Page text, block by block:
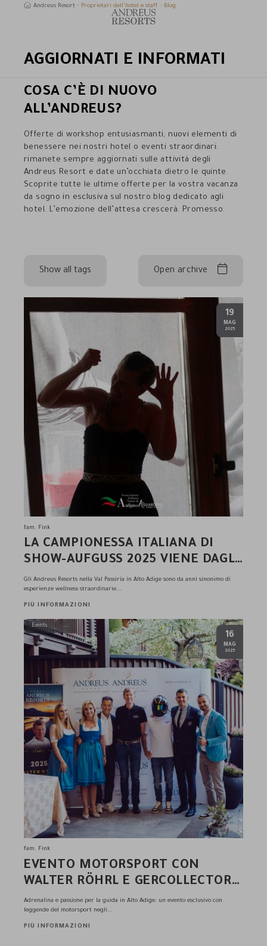
Andreus Resort Proprietari dell’hotel e staff Blog
AGGIORNATI E INFORMATI
COSA C’È DI NUOVO
ALL’ANDREUS?
Offerte di workshop entusiasmanti, nuovi elementi di
benessere nei nostri hotel o eventi straordinari:
rimanete sempre aggiornati sulle attività degli
Andreus Resort e date un’occhiata dietro le quinte.
Scoprite tutte le ultime offerte per la vostra vacanza
da sogno in esclusiva sul nostro blog dedicato agli
hotel. L’emozione dell’attesa crescerà. Promesso.
Show all tags Open archive
19
MAG
2025
LA CAMPIONESSA ITALIANA DI
SHOW-AUFGUSS 2025 VIENE DAGLI
ANDREUS RESORTS: SARAH
NIEDERKOFLER CONQUISTA DI
NUOVO L’ORO!
Gli Andreus Resorts nella Val Passiria in Alto Adige sono da anni sinonimo di
esperienze wellness straordinarie...
fam. Fink
PIÙ INFORMAZIONI
16
MAG
2025
Events
EVENTO MOTORSPORT CON
WALTER RÖHRL E GERCOLLECTOR:
ANDREUS DRIVING EXPERIENCE
2025
Adrenalina e passione per la guida in Alto Adige: un evento esclusivo con
leggende del motorsport negli...
fam. Fink
PIÙ INFORMAZIONI